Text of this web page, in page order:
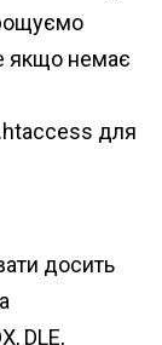
якщо немає
для
досить
DLE,